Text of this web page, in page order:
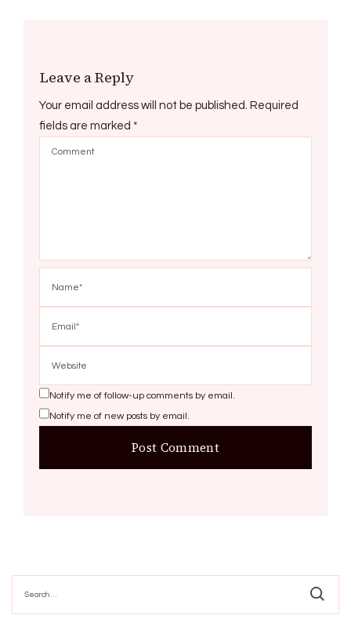
Leave a Reply
Your email address will not be published.
Required
fields are marked *
Notify me of follow-up comments by email.
Notify me of new posts by email.
for: